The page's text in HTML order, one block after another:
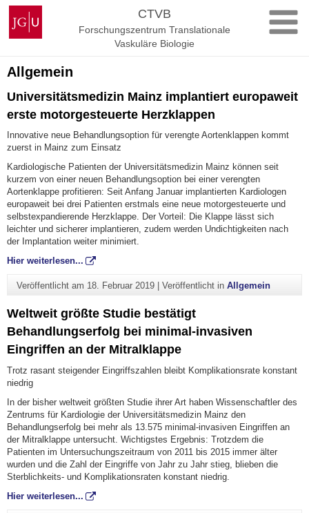
Zum
Inhalt
springen
Johannes
Gutenberg-
Universität
CTVB
Forschungszentrum Translationale
Vaskuläre Biologie
Allgemein
Universitätsmedizin Mainz implantiert europaweit
erste motorgesteuerte Herzklappen
Innovative neue Behandlungsoption für verengte Aortenklappen kommt
zuerst in Mainz zum Einsatz
Kardiologische Patienten der Universitätsmedizin Mainz können seit
kurzem von einer neuen Behandlungsoption bei einer verengten
Aortenklappe profitieren: Seit Anfang Januar implantierten Kardiologen
europaweit bei drei Patienten erstmals eine neue motorgesteuerte und
selbstexpandierende Herzklappe. Der Vorteil: Die Klappe lässt sich
leichter und sicherer implantieren, zudem werden Undichtigkeiten nach
der Implantation weiter minimiert.
Hier weiterlesen...
Veröffentlicht am 18. Februar 2019| Veröffentlicht in Allgemein
Weltweit größte Studie bestätigt
Behandlungserfolg bei minimal-invasiven
Eingriffen an der Mitralklappe
Trotz rasant steigender Eingriffszahlen bleibt Komplikationsrate konstant
niedrig
In der bisher weltweit größten Studie ihrer Art haben Wissenschaftler des
Zentrums für Kardiologie der Universitätsmedizin Mainz den
Behandlungserfolg bei mehr als 13.575 minimal-invasiven Eingriffen an
der Mitralklappe untersucht. Wichtigstes Ergebnis: Trotzdem die
Patienten im Untersuchungszeitraum von 2011 bis 2015 immer älter
wurden und die Zahl der Eingriffe von Jahr zu Jahr stieg, blieben die
Sterblichkeits- und Komplikationsraten konstant niedrig.
Hier weiterlesen...